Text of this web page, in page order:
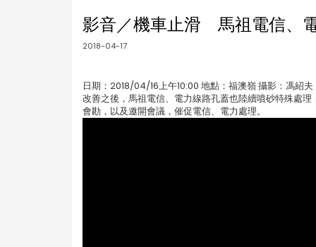
影音／機車止滑 馬祖電信、
2018-04-17
日期：2018/04/16上午10:00 地點：福澳嶺 攝影：馮紹
改善之後，馬祖電信、電力線路孔蓋也陸續噴砂特殊處
會勘，以及邀開會議，催促電信、電力處理。